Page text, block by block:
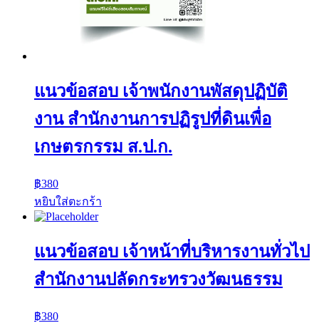
แนวข้อสอบ เจ้าพนักงานพัสดุปฏิบัติ
งาน สำนักงานการปฏิรูปที่ดินเพื่อ
เกษตรกรรม ส.ป.ก.
฿380
หยิบใส่ตะกร้า
แนวข้อสอบ เจ้าหน้าที่บริหารงานทั่วไป
สำนักงานปลัดกระทรวงวัฒนธรรม
฿380